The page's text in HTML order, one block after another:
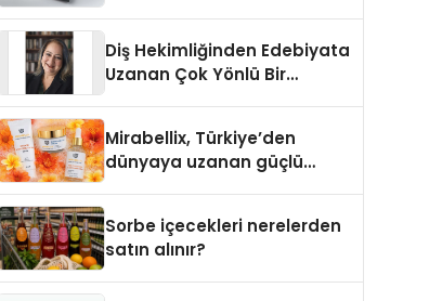
Diş Hekimliğinden Edebiyata
Uzanan Çok Yönlü Bir
Mirabellix, Türkiye’den
dünyaya uzanan güçlü
Sorbe içecekleri nerelerden
satın alınır?